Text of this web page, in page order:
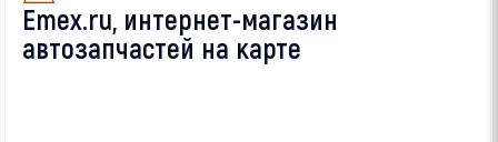
Emex.ru, интернет-магазин
автозапчастей на карте